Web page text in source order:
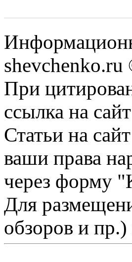
shevchenko.ru
При
ссылка на
Статьи на
ваши права
через форму
Для
обзоров и